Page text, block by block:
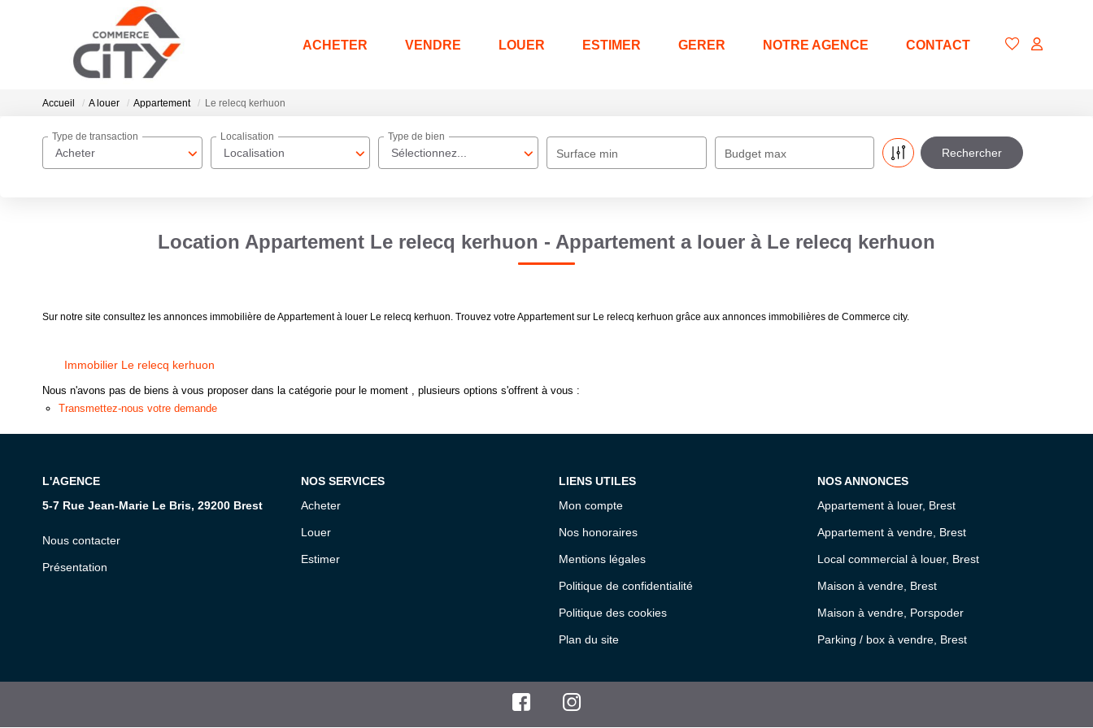
ACHETER VENDRE LOUER ESTIMER GERER NOTRE AGENCE CONTACT
Accueil A louer Appartement Le relecq kerhuon
Acheter
Type de transaction
Localisation
Localisation
Sélectionnez...
Type de bien
Surface min Budget max
Location Appartement Le relecq kerhuon - Appartement a louer à Le relecq kerhuon
Sur notre site consultez les annonces immobilière de Appartement à louer Le relecq kerhuon. Trouvez votre Appartement sur Le relecq kerhuon grâce aux annonces immobilières de Commerce city.
Immobilier Le relecq kerhuon
Nous n'avons pas de biens à vous proposer dans la catégorie pour le moment , plusieurs options s'offrent à vous :
Transmettez-nous votre demande
L'AGENCE
5-7 Rue Jean-Marie Le Bris, 29200 Brest
Nous contacter
Présentation
NOS SERVICES
Acheter
Louer
Estimer
LIENS UTILES
Mon compte
Nos honoraires
Mentions légales
Politique de confidentialité
Politique des cookies
Plan du site
NOS ANNONCES
Appartement à louer, Brest
Appartement à vendre, Brest
Local commercial à louer, Brest
Maison à vendre, Brest
Maison à vendre, Porspoder
Parking / box à vendre, Brest